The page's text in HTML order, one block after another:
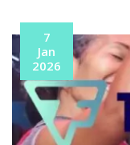
7
Jan
2026